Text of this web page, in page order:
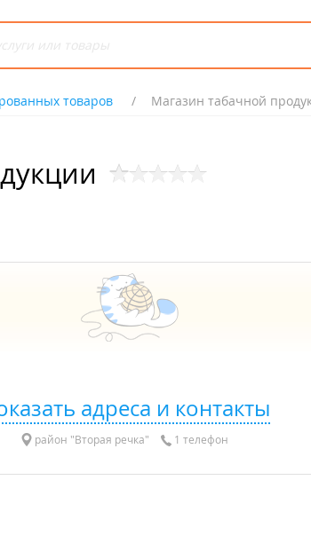
товаров Магазин табачной
адреса и контакты
район "Вторая речка" 1 телефон